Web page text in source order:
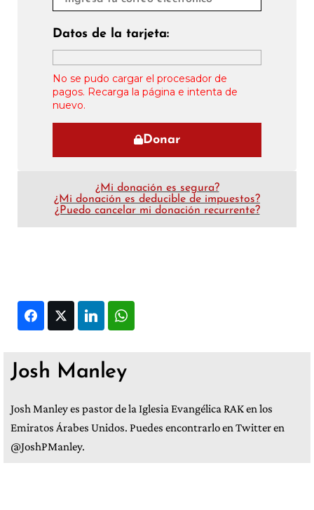
Datos de la tarjeta:
No se pudo cargar el procesador de
pagos. Recarga la página e intenta de
nuevo.
Donar
¿Mi donación es segura?
¿Mi donación es deducible de impuestos?
¿Puedo cancelar mi donación recurrente?
FacebookTwitter LinkedIn
Josh Manley
Josh Manley es pastor de la Iglesia Evangélica RAK en los
Emiratos Árabes Unidos. Puedes encontrarlo en Twitter en
@JoshPManley.